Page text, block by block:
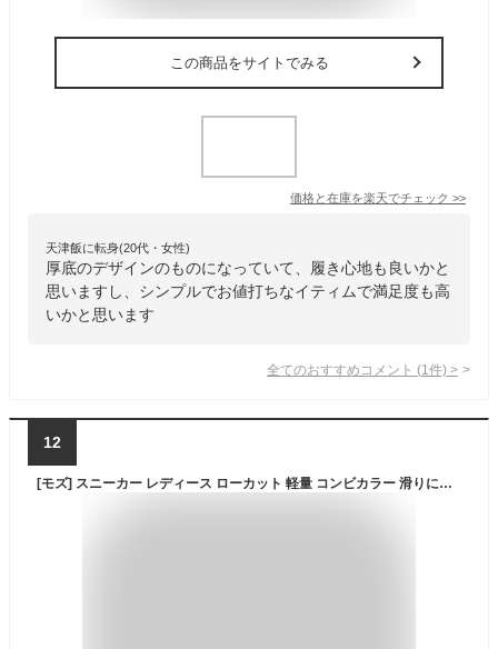
この商品をサイトでみる
価格と在庫を楽天でチェック >>
天津飯に転身(20代・女性)
厚底のデザインのものになっていて、履き心地も良いかと
思いますし、シンプルでお値打ちなイティムで満足度も高
いかと思います
全てのおすすめコメント (1 件) >
12
[モズ] スニーカー レディース ローカット 軽量 コンビカラー 滑りにくいソール スポーツ 運動靴 ブラウングレー 24cm